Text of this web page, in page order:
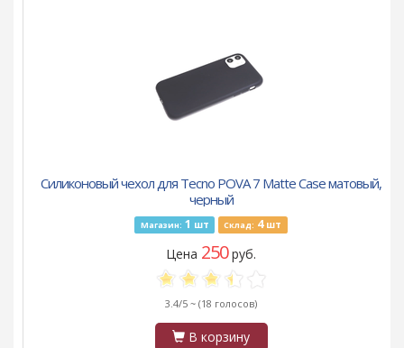
Силиконовый чехол для Tecno POVA 7 Matte Case матовый,
черный
Магазин: 1 шт Склад: 4шт
Цена 250руб.
3.4/5 ~ (18 голосов)
В корзину